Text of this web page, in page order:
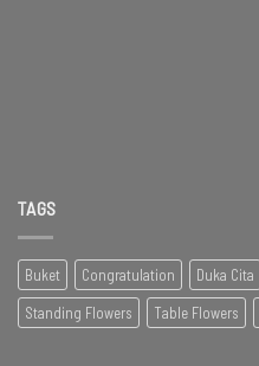
TAGS
Buket Congratulation Duka Cita
Standing Flowers
Table Flowers